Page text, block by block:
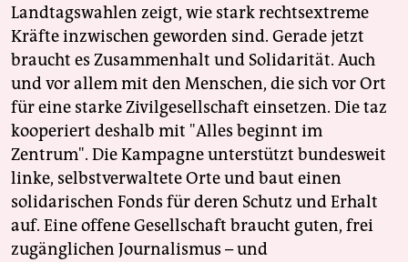
Landtagswahlen zeigt, wie stark rechtsextreme
Kräfte inzwischen geworden sind. Gerade jetzt
braucht es Zusammenhalt und Solidarität. Auch
und vor allem mit den Menschen, die sich vor Ort
für eine starke Zivilgesellschaft einsetzen. Die taz
kooperiert deshalb mit "Alles beginnt im
Zentrum". Die Kampagne unterstützt bundesweit
linke, selbstverwaltete Orte und baut einen
solidarischen Fonds für deren Schutz und Erhalt
auf. Eine offene Gesellschaft braucht guten, frei
zugänglichen Journalismus – und